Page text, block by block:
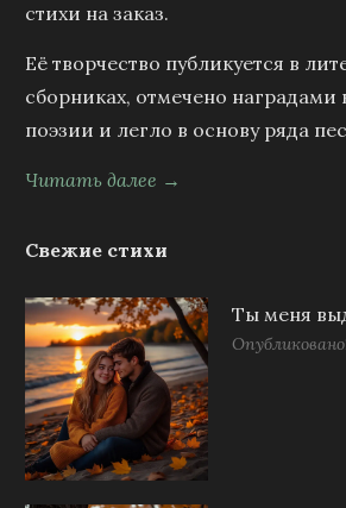
стихи на заказ.
Её творчество публикуется в
сборниках, отмечено наградами
поэзии и легло в основу ряда
Читать далее →
Свежие стихи
Ты меня
Опубликовано